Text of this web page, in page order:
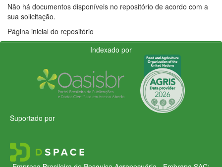
Não há documentos disponíveis no repositório de acordo com a
sua solicitação.
Página inicial do repositório
Indexado por
Suportado por